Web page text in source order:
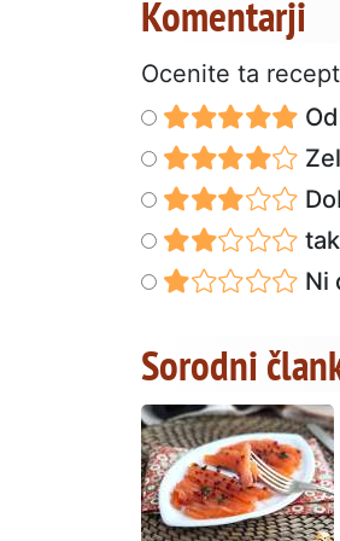
Komentarji
Ocenite ta
Ni
Sorodni